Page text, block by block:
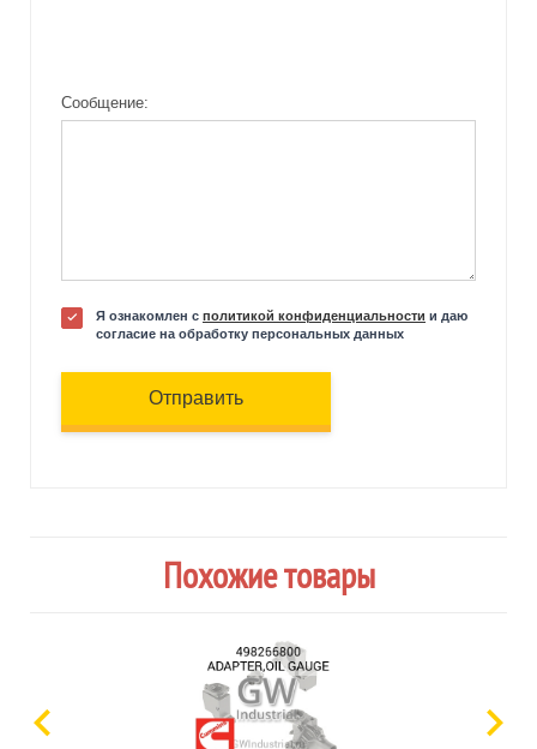
Сообщение:
Я ознакомлен с политикой конфиденциальности и даю
согласие на обработку персональных данных
Отправить
Похожие товары